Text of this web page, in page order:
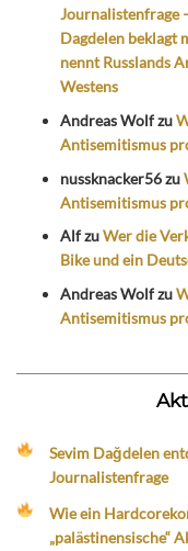
Journalistenfrage
Dagdelen beklagt
nennt Russlands
Westens
Andreas Wolfzu
Antisemitismus
nussknacker56zu
Antisemitismus
AlfzuWer die
Bike und ein
Andreas Wolfzu
Antisemitismus
Sevim Dağdelen
Journalistenfrage
Wie ein
„palästinensische“